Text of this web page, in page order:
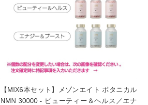
【MIX6本セット】メゾンエイト ボタニカル
NMN 30000 - ビューティー＆ヘルス／エナ